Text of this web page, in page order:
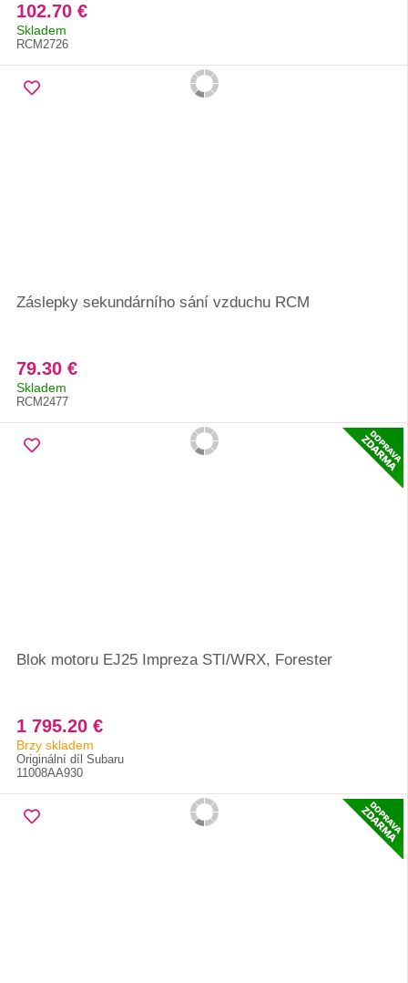
102.70 €
Skladem
RCM2726
Záslepky sekundárního sání vzduchu RCM
79.30 €
Skladem
RCM2477
Blok motoru EJ25 Impreza STI/WRX, Forester
1 795.20 €
Brzy skladem
Originální díl Subaru
11008AA930